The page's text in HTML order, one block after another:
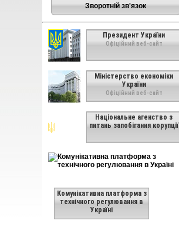
Зворотній зв'язок
Президент України
Офіційний веб-сайт
Міністерство економіки
України
Офіційний веб-сайт
Національне агенство з
питань запобігання корупції
Комунікативна платформа з
технічного регулювання в
Україні